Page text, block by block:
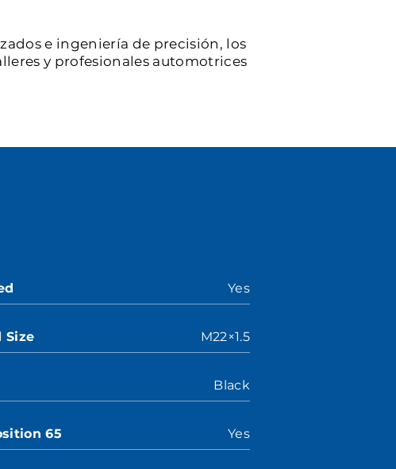
e ingeniería de precisión, los
y profesionales automotrices
Yes
Size M22×1.5
Black
65 Yes